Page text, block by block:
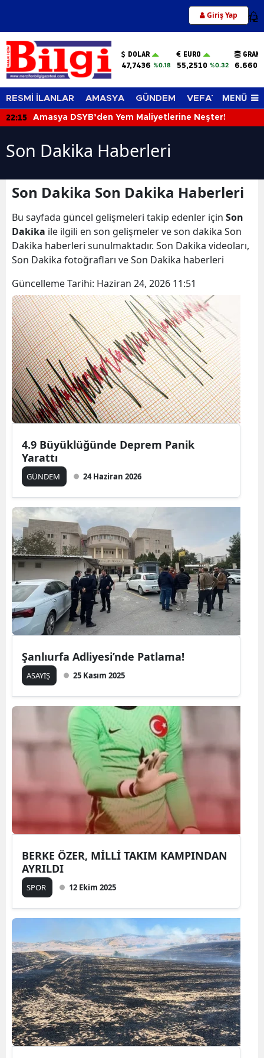
Giriş Yap 12
DOLAR
47,7436 %0.18
EURO
55,2510 %0.32
RESMİ İLANLAR AMASYA GÜNDEM VEFAT EDENLER
MENÜ
22:15 Amasya DSYB’den Yem Maliyetlerine Neşter!
Son Dakika Haberleri
Son Dakika Son Dakika Haberleri
Bu sayfada güncel gelişmeleri takip edenler için Son
Dakika ile ilgili en son gelişmeler ve son dakika Son
Dakika haberleri sunulmaktadır. Son Dakika videoları,
Son Dakika fotoğrafları ve Son Dakika haberleri
Güncelleme Tarihi: Haziran 24, 2026 11:51
4.9 Büyüklüğünde Deprem Panik
Yarattı
GÜNDEM 24 Haziran 2026
Şanlıurfa Adliyesi’nde Patlama!
ASAYİŞ 25 Kasım 2025
BERKE ÖZER, MİLLİ TAKIM KAMPINDAN
AYRILDI
SPOR 12 Ekim 2025